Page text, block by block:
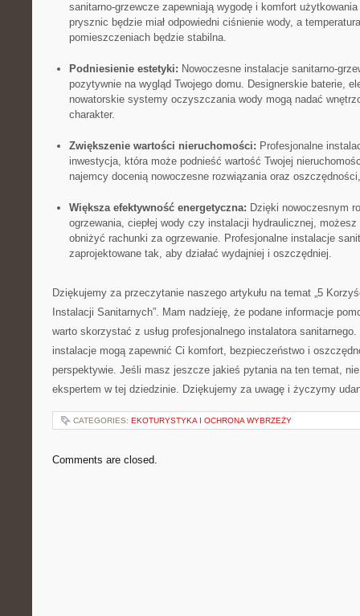
sanitarno-grzewcze zapewniają⁣ wygodę i komfort
prysznic będzie​ miał odpowiedni ciśnienie⁣ wody, a
pomieszczeniach​ będzie stabilna.
Podniesienie estetyki: ​Nowoczesne instalacje sanitarno-
pozytywnie na wygląd Twojego domu. Designerskie baterie,
nowatorskie​ systemy oczyszczania wody mogą nadać
charakter.
Zwiększenie wartości nieruchomości: Profesjonalne
inwestycja, która może‍ podnieść wartość Twojej
najemcy docenią⁤ nowoczesne rozwiązania oraz
Większa efektywność energetyczna: Dzięki‍ nowoczesnym⁢
ogrzewania, ciepłej wody czy instalacji hydraulicznej,
obniżyć rachunki⁢ za ogrzewanie. Profesjonalne instalacje
zaprojektowane tak, aby działać wydajniej i ⁣oszczędniej.
Dziękujemy za przeczytanie naszego artykułu na temat „5
Instalacji Sanitarnych”. Mam nadzieję, ⁣że podane informacje
warto skorzystać z usług profesjonalnego instalatora
instalacje mogą zapewnić Ci komfort, bezpieczeństwo i
perspektywie. Jeśli masz jeszcze jakieś pytania na⁣ ten temat,
ekspertem w tej dziedzinie. Dziękujemy ⁣za uwagę i życzymy
CATEGORIES: EKOTURYSTYKA I OCHRONA WYBRZEŻY
Comments are closed.